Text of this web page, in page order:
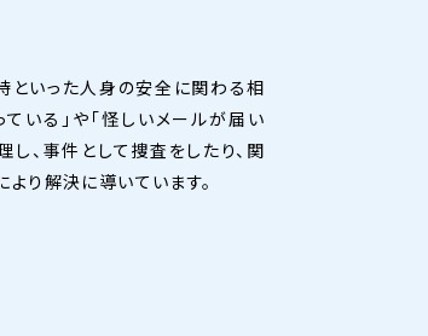
といった人身の安全に関わる相
いる」や「怪しいメールが届い
、事件として捜査をしたり、関
り解決に導いています。